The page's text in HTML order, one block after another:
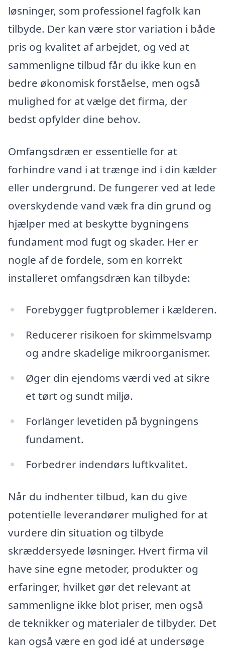
løsninger, som professionel fagfolk kan
tilbyde. Der kan være stor variation i både
pris og kvalitet af arbejdet, og ved at
sammenligne tilbud får du ikke kun en
bedre økonomisk forståelse, men også
mulighed for at vælge det firma, der
bedst opfylder dine behov.
Omfangsdræn er essentielle for at
forhindre vand i at trænge ind i din kælder
eller undergrund. De fungerer ved at lede
overskydende vand væk fra din grund og
hjælper med at beskytte bygningens
fundament mod fugt og skader. Her er
nogle af de fordele, som en korrekt
installeret omfangsdræn kan tilbyde:
Forebygger fugtproblemer i kælderen.
Reducerer risikoen for skimmelsvamp
og andre skadelige mikroorganismer.
Øger din ejendoms værdi ved at sikre
et tørt og sundt miljø.
Forlänger levetiden på bygningens
fundament.
Forbedrer indendørs luftkvalitet.
Når du indhenter tilbud, kan du give
potentielle leverandører mulighed for at
vurdere din situation og tilbyde
skræddersyede løsninger. Hvert firma vil
have sine egne metoder, produkter og
erfaringer, hvilket gør det relevant at
sammenligne ikke blot priser, men også
de teknikker og materialer de tilbyder. Det
kan også være en god idé at undersøge